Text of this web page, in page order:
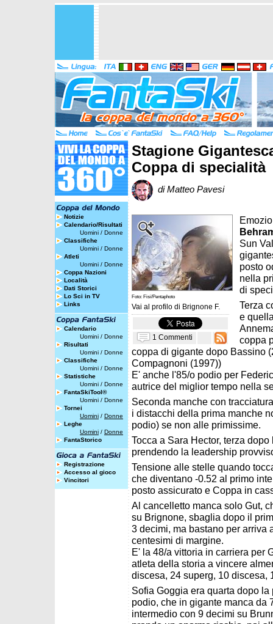
Notizie
Calendario/Risultati
Uomini / Donne
Classifiche
Uomini / Donne
Atleti
Uomini / Donne
Coppa Nazioni
Località
Dati Storici
Lo Sci in TV
Links
Calendario
Uomini / Donne
Risultati
Uomini / Donne
Classifiche
Uomini / Donne
Statistiche
Uomini / Donne
FantaSkiTool®
Uomini / Donne
Tornei
Uomini / Donne
Leghe
Uomini / Donne
FantaStorico
Registrazione
Accesso al gioco
Vincitori
Stagione
Coppa di specialità
di Matteo Pavesi
Foto: Fisi/Pentaphoto
Vai al profilo di Brignone F.
1 Commenti
Sun
posto
nella
di
Terza
e
coppa
coppa di gigante dopo Bassino
Compagnoni (1997))
E' anche l'85/o podio per
autrice del miglior tempo nella
Seconda manche con
i distacchi della prima manche
podio) se non alle primissime.
Tocca a Sara Hector, terza
prendendo la leadership
Tensione alle stelle quando
che diventano -0.52 al primo
posto assicurato e Coppa in
Al cancelletto manca solo Gut,
su Brignone, sbaglia dopo il
3 decimi, ma bastano per arriva
centesimi di margine.
E' la 48/a vittoria in carriera per
atleta della storia a vincere
discesa, 24 superg, 10 discesa,
Sofia Goggia era quarta dopo
podio, che in gigante manca da
intermedio con 9 decimi su